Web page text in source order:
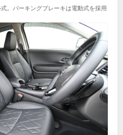
。パーキングブレーキは電動式を採用